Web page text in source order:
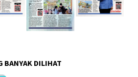
BANYAK DILIHAT